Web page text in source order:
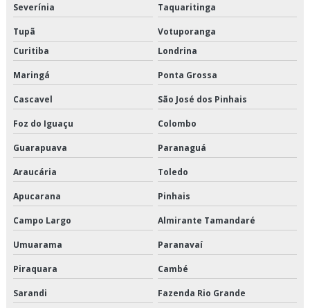
Transporte de refrigerados valor
Transporte dedicado
Transporte dedicado de alimentos preço
Transporte dedicado de alimentos são paulo
Transporte dedicado empresa
Transporte e distribuição logística
Transporte e logística
Transporte fracionado de alimentos perecíveis em sp
Severínia Taquaritinga
Tupã
Votuporanga
Curitiba
Londrina
Maringá Ponta Grossa
Cascavel São José dos Pinhais
Foz do Iguaçu Colombo
Guarapuava Paranaguá
Araucária Toledo
Apucarana Pinhais
Campo Largo Almirante Tamandaré
Umuarama Paranavaí
Piraquara Cambé
Sarandi Fazenda Rio Grande